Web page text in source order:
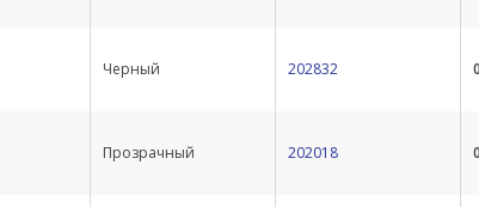
Черный 202832
Прозрачный 202018